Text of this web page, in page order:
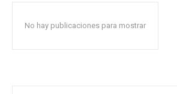
No hay publicaciones para mostrar